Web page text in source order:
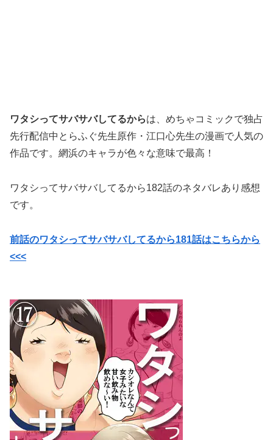
ワタシってサバサバしてるからは、めちゃコミックで独占
先行配信中 とらふぐ先生原作・ 江口心先生の漫画で 人気の
作品です。網浜のキャラが色々な意味で最高！
ワタシってサバサバしてるから182話のネタバレあり感想
です。
前話のワタシってサバサバしてるから181話はこちらから
<<<